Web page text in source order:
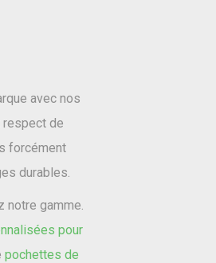
avec nos
respect de
forcément
durables.
notre gamme.
pour
pochettes de